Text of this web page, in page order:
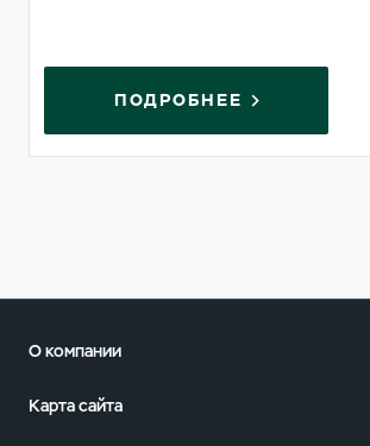
ПОДРОБНЕЕ
О компании
Карта сайта